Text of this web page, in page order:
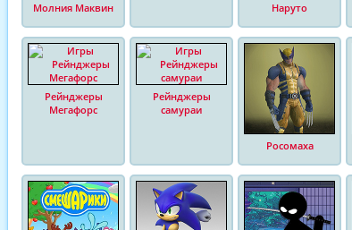
Молния Маквин Наруто
Рейнджеры
Мегафорс
Рейнджеры
самураи
Росомаха